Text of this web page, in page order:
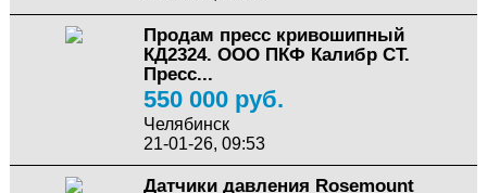
Продам пресс кривошипный
КД2324. ООО ПКФ Калибр СТ.
Пресс...
550 000 руб.
Челябинск
21-01-26, 09:53
Датчики давления Rosemount